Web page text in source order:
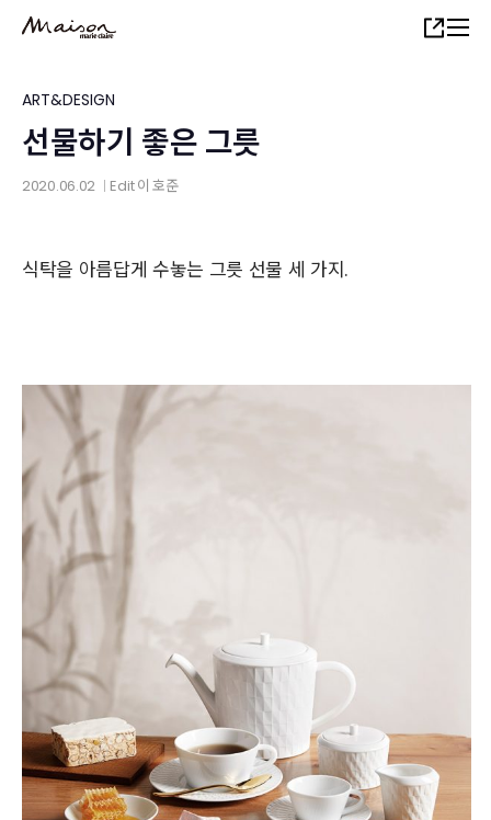
content
Share
ART&DESIGN
선물하기 좋은 그릇
2020.06.02 Edit이 호준
식탁을 아름답게 수놓는 그릇 선물 세 가지.